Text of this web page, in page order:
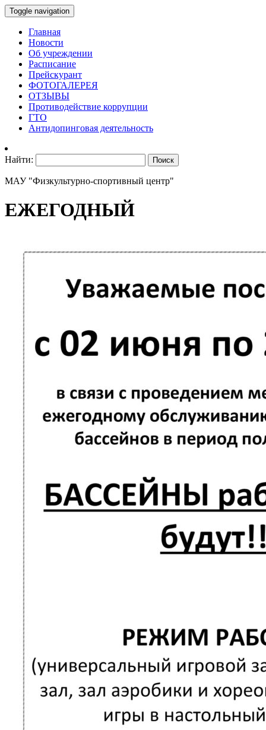
Toggle navigation
Главная
Новости
Об учреждении
Расписание
Прейскурант
ФОТОГАЛЕРЕЯ
ОТЗЫВЫ
Противодействие коррупции
ГТО
Антидопинговая деятельность
Найти:
МАУ "Физкультурно-спортивный центр"
ЕЖЕГОДНЫЙ